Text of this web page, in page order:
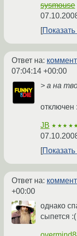
sysmouse
Показать
Ответ на:
07:04:14 +00:00
> а на
отключен
JB
Показать
Ответ на:
+00:00
однако
сыпется :(